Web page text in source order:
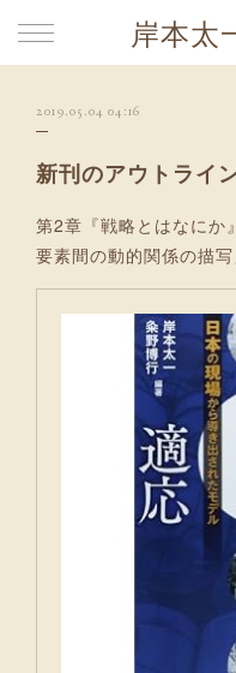
岸本太
2019.05.04 04:16
新刊のアウトライ
第2章『戦略とはなにか
要素間の動的関係の描